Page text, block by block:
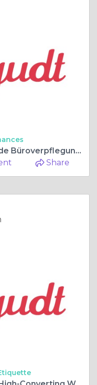
Früchtekorb Berlin: Gesunde Büroverpflegung mit Obergudt
Share